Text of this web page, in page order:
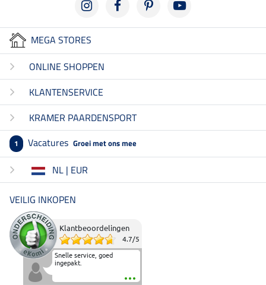
MEGA STORES
ONLINE SHOPPEN
KLANTENSERVICE
KRAMER PAARDENSPORT
1 Vacatures Groei met ons mee
NL | EUR
VEILIG INKOPEN
Klantbeoordelingen
4.7/5
Snelle service, goed
ingepakt.